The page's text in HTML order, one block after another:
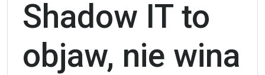
Shadow IT to
objaw, nie wina